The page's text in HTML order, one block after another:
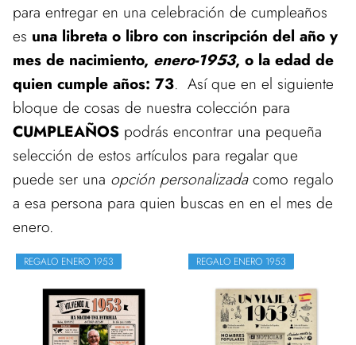
para entregar en una celebración de cumpleaños
es una libreta o libro con inscripción del año y
mes de nacimiento, enero-1953, o la edad de
quien cumple años: 73. Así que en el siguiente
bloque de cosas de nuestra colección para
CUMPLEAÑOS podrás encontrar una pequeña
selección de estos artículos para regalar que
puede ser una opción personalizadacomo regalo
a esa persona para quien buscas en en el mes de
enero.
REGALO ENERO 1953 REGALO ENERO 1953